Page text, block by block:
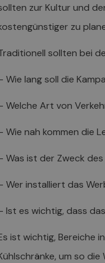
zur Kultur und
zu
sollten bei
Wie lang soll die
Welche Art von
Wie nah kommen die
Was ist der Zweck
Wer installiert das
Ist es wichtig, dass
ist wichtig, Bereiche
um so